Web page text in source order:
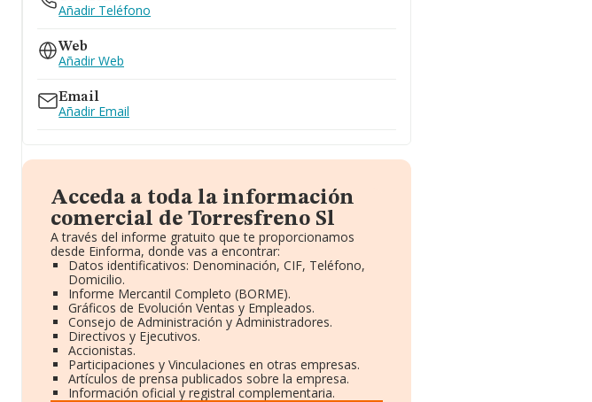
Añadir Teléfono
Web
Añadir Web
Email
Añadir Email
Acceda a toda la información
comercial de Torresfreno Sl
A través del informe gratuito que te proporcionamos
desde Einforma, donde vas a encontrar:
Datos identificativos: Denominación, CIF, Teléfono,
Domicilio.
Informe Mercantil Completo (BORME).
Gráficos de Evolución Ventas y Empleados.
Consejo de Administración y Administradores.
Directivos y Ejecutivos.
Accionistas.
Participaciones y Vinculaciones en otras empresas.
Artículos de prensa publicados sobre la empresa.
Información oficial y registral complementaria.